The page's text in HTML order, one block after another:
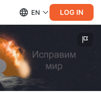
EN LOG IN